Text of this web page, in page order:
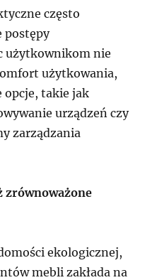
często
postępy
użytkownikom nie
użytkowania,
opcje, takie jak
urządzeń czy
zarządzania
zrównoważone
ekologicznej,
mebli zakłada na